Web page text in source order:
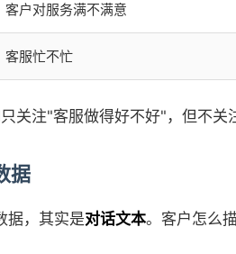
客户对服务满不满意
客服忙不忙
关注"客服做得好不好"，但不关
据
据，其实是对话文本。客户怎么